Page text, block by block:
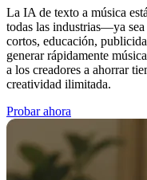
La IA de texto a música
todas las industrias—ya
cortos, educación,
generar rápidamente
a los creadores a ahorrar
creatividad ilimitada.
Probar ahora